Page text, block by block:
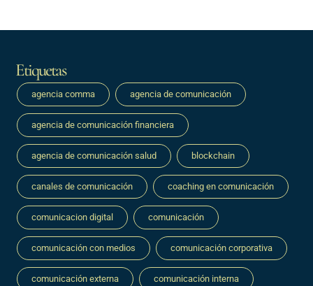
Etiquetas
agencia comma agencia de comunicación
agencia de comunicación financiera
agencia de comunicación salud blockchain
canales de comunicación coaching en comunicación
comunicacion digital comunicación
comunicación con medios comunicación corporativa
comunicación externa comunicación interna